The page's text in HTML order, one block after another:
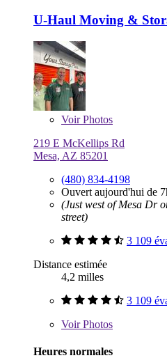
U-Haul Moving &
VoirPhotos
219 E McKellips Rd
Mesa, AZ 85201
(480) 834-4198
Ouvert aujourd'hui de
(Just west of Mesa Dr
street)
3 109
Distance estimée
4,2 milles
3 109
VoirPhotos
Heures normales